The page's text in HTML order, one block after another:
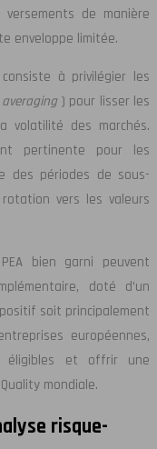
de manière
enveloppe limitée.
à privilégier les
) pour lisser les
volatilité des marchés.
pertinente pour les
des périodes de sous-
vers les valeurs
bien garni peuvent
doté d’un
soit principalement
européennes,
éligibles et offrir une
mondiale.
risque-